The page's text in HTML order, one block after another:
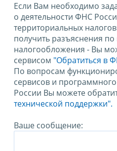
Если Вам необходимо
о деятельности ФНС
территориальных
получить разъяснения
налогообложения - Вы
сервисом "Обратиться в
По вопросам
сервисов и
России Вы можете
технической поддержки".
Ваше сообщение: